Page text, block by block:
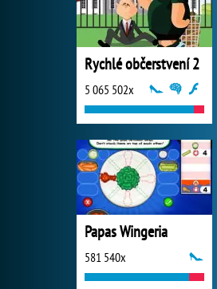
Rychlé občerstvení 2
5 065 502x
Papas Wingeria
581 540x